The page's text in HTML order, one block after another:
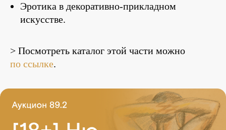
Эротика в декоративно-прикладном
искусстве.
> Посмотреть каталог этой части можно
по ссылке.